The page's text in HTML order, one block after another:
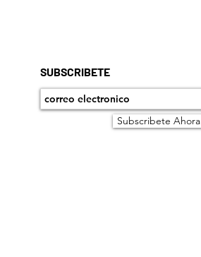
SUBSCRIBETE
Subscribete Ahora